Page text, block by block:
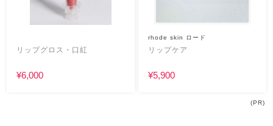
リップグロス・口紅
¥6,000
rhode skin ロード
リップケア
¥5,900
(PR)